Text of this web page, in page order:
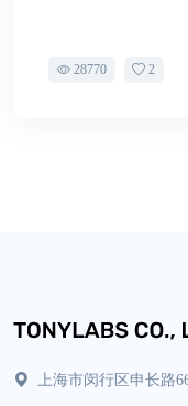
28770 2
上海市闵行区申长路